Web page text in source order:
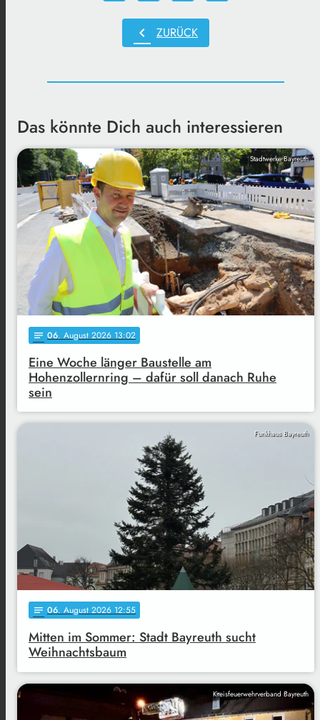
chevron_left ZURÜCK
Das könnte Dich auch interessieren
Stadtwerke Bayreuth
notes 06. August 2026 13:02
Eine Woche länger Baustelle am
Hohenzollernring – dafür soll danach Ruhe
sein
Funkhaus Bayreuth
notes 06. August 2026 12:55
Mitten im Sommer: Stadt Bayreuth sucht
Weihnachtsbaum
Kreisfeuerwehrverband Bayreuth